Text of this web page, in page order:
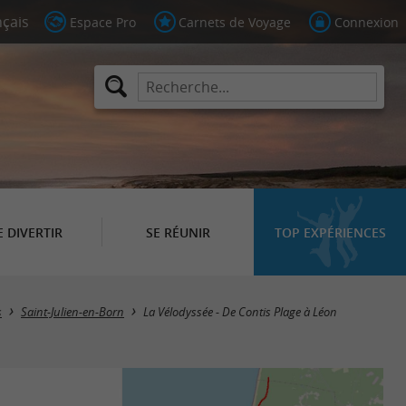
Espace Pro Carnets de Voyage Connexion
DIVERTIR SE RÉUNIR TOP EXPÉRIENCES
Saint-Julien-en-Born La Vélodyssée - De Contis Plage à Léon